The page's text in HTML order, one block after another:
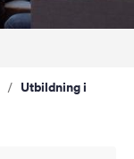
Utbildning i